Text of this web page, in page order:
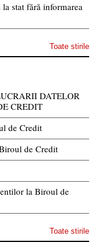
stat fără informarea
Toate stirile
DATELOR
CREDIT
de Credit
de Credit
la Biroul de
Toate stirile